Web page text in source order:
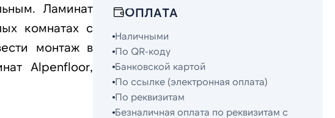
Ламинат
комнатах с
монтаж в
Alpenfloor,
ОПЛАТА
Наличными
По QR-коду
Банковской картой
По ссылке (электронная оплата)
По реквизитам
Безналичная оплата по реквизитам с